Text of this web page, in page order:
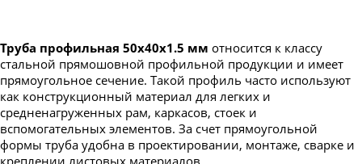
Труба профильная 50х40х1.5 мм относится к классу
стальной прямошовной профильной продукции и имеет
прямоугольное сечение. Такой профиль часто используют
как конструкционный материал для легких и
средненагруженных рам, каркасов, стоек и
вспомогательных элементов. За счет прямоугольной
формы труба удобна в проектировании, монтаже, сварке и
креплении листовых материалов.